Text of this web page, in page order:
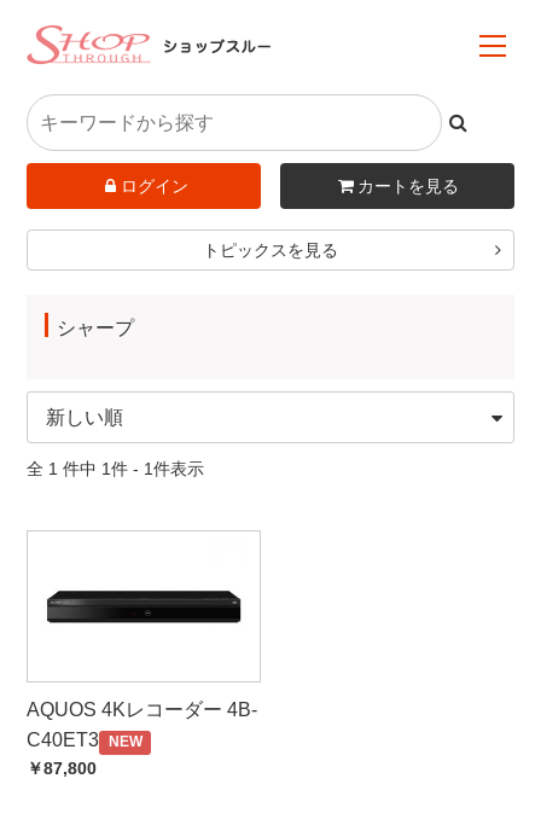
ログイン カートを見る
トピックスを見る
シャープ
全 1 件中 1件 - 1件表示
AQUOS 4Kレコーダー 4B-
C40ET3
NEW
￥87,800